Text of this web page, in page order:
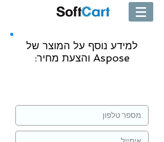
למידע נוסף על המוצר של
Aspose והצעת מחיר: